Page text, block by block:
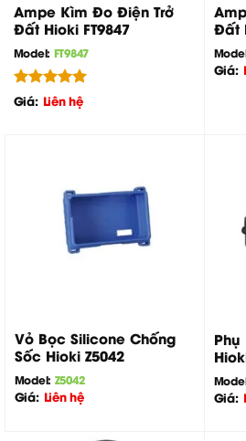
Ampe Kìm Đo Điện Trở
Đất Hioki FT9847
Model: FT9847
Được xếp
Giá: Liên hệ
Đất
Giá:
Vỏ Bọc Silicone Chống
Sốc Hioki Z5042
Model: Z5042
Giá: Liên hệ Giá: